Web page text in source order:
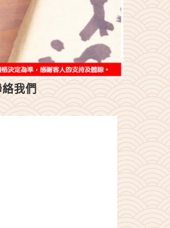
我們